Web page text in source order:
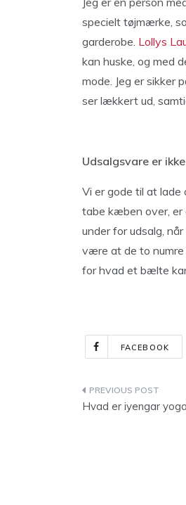
specielt tøjmærke,
garderobe. Lollys
kan huske, og med
mode. Jeg er sikker
ser lækkert ud,
Udsalgsvare er
Vi er gode til at lade
tabe kæben over, er
under for udsalg,
være at de to
for hvad et bælte
FACEBOOK
Hvad er iyengar